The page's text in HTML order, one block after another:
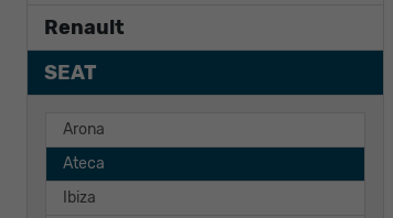
Renault
SEAT
Arona
Ateca
Ibiza